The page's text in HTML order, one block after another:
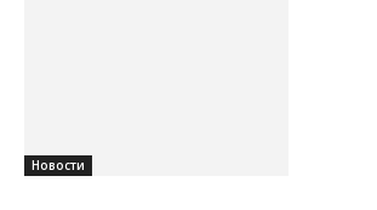
Новости